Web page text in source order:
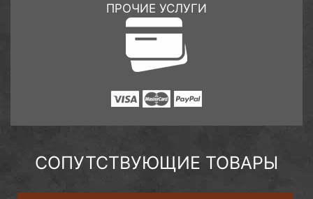
ПРОЧИЕ УСЛУГИ
СОПУТСТВУЮЩИЕ ТОВАРЫ